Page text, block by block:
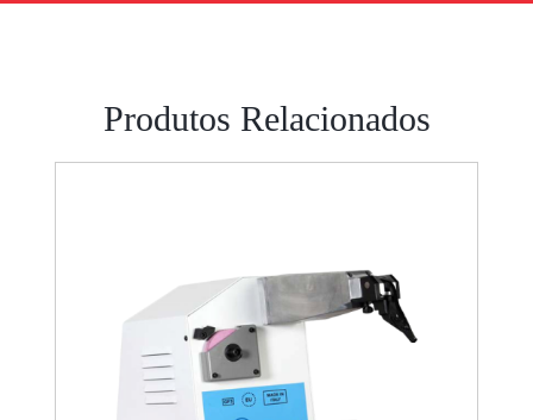
Produtos Relacionados